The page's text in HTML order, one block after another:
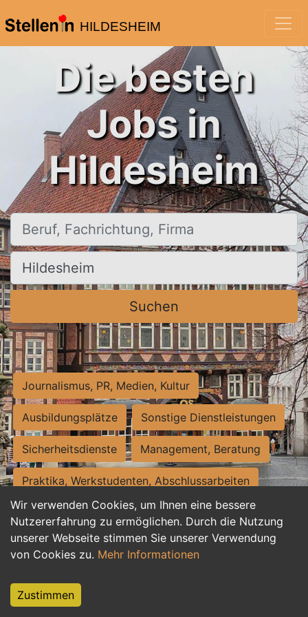
HILDESHEIM
Wir verwenden Cookies, um Ihnen eine bessere
Nutzererfahrung zu ermöglichen. Durch die Nutzung
unserer Webseite stimmen Sie unserer Verwendung
von Cookies zu. Mehr Informationen
Zustimmen
Die besten
Jobs in
Hildesheim
Beruf, Fachrichtung, Firma
Ort, Stadt
Suchen
Journalismus, PR, Medien, Kultur
Ausbildungsplätze Sonstige Dienstleistungen
Sicherheitsdienste Management, Beratung
Praktika, Werkstudenten, Abschlussarbeiten
Personalwesen Assistenz, Sekretariat
Hilfskräfte, Aushilfs- und Nebenjobs
Weiterbildung, Studium, duale Ausbildung